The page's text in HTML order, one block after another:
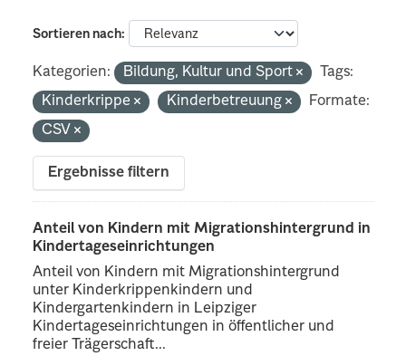
Sortieren nach
Kategorien: Bildung, Kultur und Sport
Tags:
Kinderkrippe
Kinderbetreuung
Formate:
CSV
Ergebnisse filtern
Anteil von Kindern mit Migrationshintergrund in
Kindertageseinrichtungen
Anteil von Kindern mit Migrationshintergrund
unter Kinderkrippenkindern und
Kindergartenkindern in Leipziger
Kindertageseinrichtungen in öffentlicher und
freier Trägerschaft...